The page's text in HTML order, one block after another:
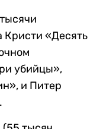
Кристи «Десять
убийцы»,
и Питер